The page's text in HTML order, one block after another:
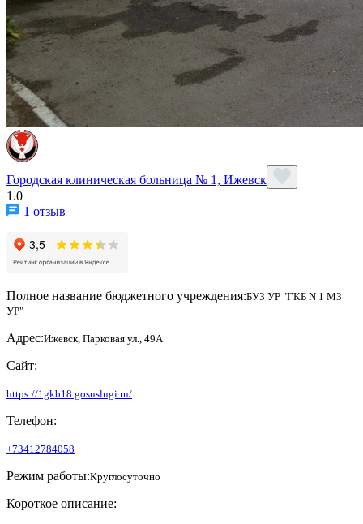
Городская клиническая больница № 1, Ижевск
1.0
1 отзыв
Полное название бюджетного учреждения:БУЗ УР "ГКБ N 1 МЗ
УР"
Адрес:Ижевск, Парковая ул., 49А
Сайт:
https://1gkb18.gosuslugi.ru/
Телефон:
+73412784058
Режим работы:Круглосуточно
Короткое описание: